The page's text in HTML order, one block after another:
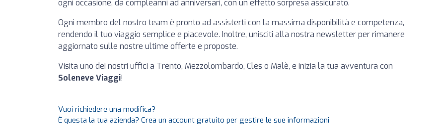
ogni occasione, da compleanni ad anniversari, con un effetto sorpresa assicurato.
Ogni membro del nostro team è pronto ad assisterti con la massima disponibilità e competenza,
rendendo il tuo viaggio semplice e piacevole. Inoltre, unisciti alla nostra newsletter per rimanere
aggiornato sulle nostre ultime offerte e proposte.
Visita uno dei nostri uffici a Trento, Mezzolombardo, Cles o Malè, e inizia la tua avventura con
Soleneve Viaggi!
Vuoi richiedere una modifica?
È questa la tua azienda? Crea un account gratuito per gestire le sue informazioni